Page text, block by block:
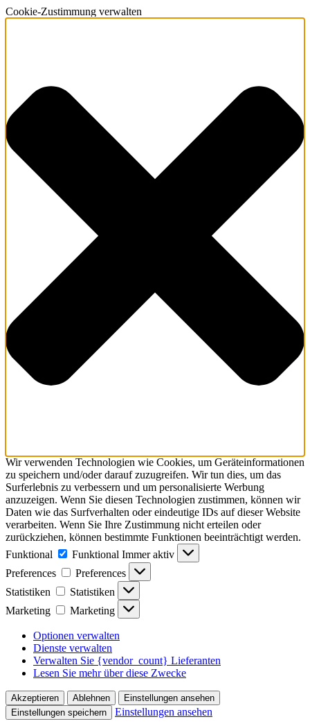
Cookie-Zustimmung verwalten
Wir verwenden Technologien wie Cookies, um Geräteinformationen
zu speichern und/oder darauf zuzugreifen. Wir tun dies, um das
Surferlebnis zu verbessern und um personalisierte Werbung
anzuzeigen. Wenn Sie diesen Technologien zustimmen, können wir
Daten wie das Surfverhalten oder eindeutige IDs auf dieser Website
verarbeiten. Wenn Sie Ihre Zustimmung nicht erteilen oder
zurückziehen, können bestimmte Funktionen beeinträchtigt werden.
Funktional
Funktional Immer aktiv
Preferences
Preferences
Statistiken
Statistiken
Marketing
Marketing
Optionen verwalten
Dienste verwalten
Verwalten Sie {vendor_count} Lieferanten
Lesen Sie mehr über diese Zwecke
Akzeptieren Ablehnen
Einstellungen ansehen
Einstellungen speichern
Einstellungen ansehen